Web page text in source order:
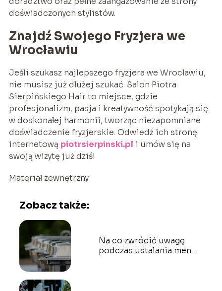
doświadczonych stylistów.
Znajdź Swojego Fryzjera we
Wrocławiu
Jeśli szukasz najlepszego fryzjera we Wrocławiu,
nie musisz już dłużej szukać. Salon Piotra
Sierpińskiego Hair to miejsce, gdzie
profesjonalizm, pasja i kreatywność spotykają się
w doskonałej harmonii, tworząc niezapomniane
doświadczenie fryzjerskie. Odwiedź ich stronę
internetową piotrsierpinski.pl i umów się na
swoją wizytę już dziś!
Materiał zewnętrzny
Zobacz także:
Na co zwrócić uwagę
podczas ustalania menu